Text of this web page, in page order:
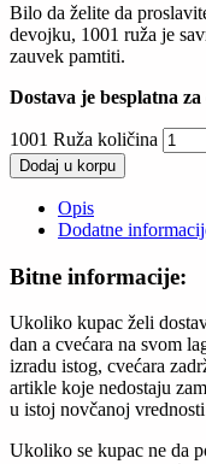
Bilo da želite da
devojku, 1001 ruža je
zauvek pamtiti.
Dostava je besplatna
1001 Ruža količina
Dodaj u korpu
Opis
Dodatne
Bitne informacije:
Ukoliko kupac želi
dan a cvećara na svom
izradu istog, cvećara
artikle koje nedostaju
u istoj novčanoj
Ukoliko se kupac ne da